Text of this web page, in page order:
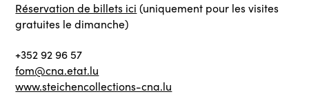
Réservation de billets ici (uniquement pour les visites
gratuites le dimanche)
+352 92 96 57
fom@cna.etat.lu
www.steichencollections-cna.lu